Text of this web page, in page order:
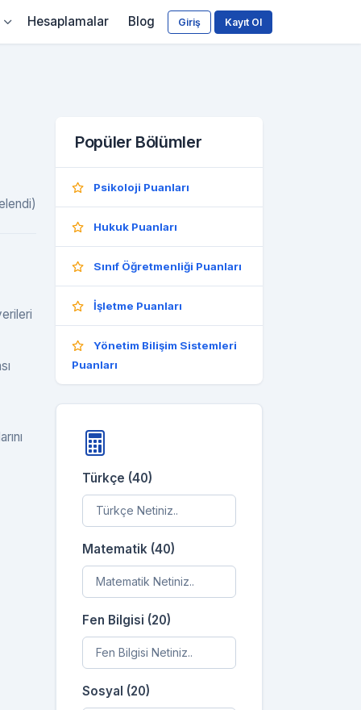
Giriş Kayıt Ol
Hesaplamalar Blog
Popüler Bölümler
Psikoloji Puanları
Hukuk Puanları
Sınıf Öğretmenliği Puanları
İşletme Puanları
Yönetim Bilişim Sistemleri
Puanları
Türkçe (40)
Matematik (40)
Fen Bilgisi (20)
Sosyal (20)